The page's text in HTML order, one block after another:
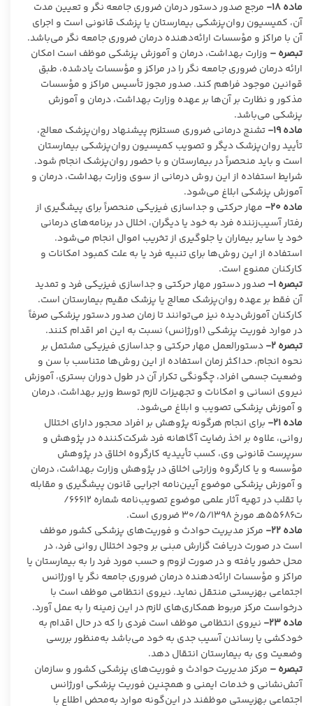
ماده۱۸- مرجع صدور دستور درمان ضروری جامعه نگر و تعیین مدت
آن، کمیسیون روان‌پزشکی بیمارستان یا پزشک قانونی است و اجرای
آن با مراکز و مؤسسات ارائه‌دهنده درمان ضروری جامعه نگر می‌باشد.
تبصره – وزارت بهداشت، درمان و آموزش پزشکی موظف است امکان
ارائه درمان ضروری جامعه نگر را در مراکز و مؤسسات یادشده، طبق
قوانین موجود فراهم کند. صدور مجوز تأسیس مراکز و مؤسسات
مذکور و نظارت بر آن‌ها بر عهده وزارت بهداشت، درمان و آموزش
پزشکی می‌باشد.
ماده۱۹- تشنج درمانی ضروری مستلزم پیشنهاد روان‌پزشک معالج،
تأیید روان‌پزشک دیگر و تصویب کمیسیون روان‌پزشکی بیمارستان
است و باید منحصراً در بیمارستان و با حضور روان‌پزشک انجام شود.
شرایط استفاده از این روش درمانی از سوی وزارت بهداشت، درمان و
آموزش پزشکی ابلاغ می‌شود.
ماده ۲۰- مهار حرکتی و جداسازی فیزیکی منحصراً برای پیشگیری از
رفتار آسیب‌زننده فرد به خود یا دیگران، اخلال در برنامه‌های درمانی
خود یا سایر بیماران یا جلوگیری از تخریب اموال انجام می‌شود.
استفاده از این روش‌ها برای تنبیه فرد یا به علت کمبود امکانات و
کارکنان ممنوع است.
تبصره ۱-
صدور دستور مهار حرکتی و جداسازی فیزیکی فرد و تمدید
آن فقط بر عهده روان‌پزشک معالج یا پزشک مقیم بیمارستان است.
کارکنان آموزش‌دیده نیز می‌توانند تا زمان صدور دستور پزشکی صرفاً
در موارد فوریت پزشکی (اورژانس) نسبت به این امر اقدام کنند.
تبصره۲- دستورالعمل مهار حرکتی و جداسازی فیزیکی مشتمل بر
نحوه انجام، حداکثر زمان استفاده از این روش‌ها متناسب با سن و
وضعیت جسمی افراد، چگونگی تکرار آن در طول دوران بستری، آموزش
نیروی انسانی و امکانات و تجهیزات لازم توسط وزیر بهداشت، درمان
و آموزش پزشکی تصویب و ابلاغ می‌شود.
ماده۲۱- برای انجام هرگونه پژوهش بر افراد محجور دارای اختلال
روانی، علاوه بر اخذ رضایت آگاهانه فرد شرکت‌کننده در پژوهش و
سرپرست قانونی وی، کسب تأییدیه کارگروه اخلاق در پژوهش
مؤسسه و یا کارگروه وزارتی اخلاق در پژوهش وزارت بهداشت، درمان
و آموزش پزشکی موضوع آیین‌نامه اجرایی قانون پیشگیری و مقابله
با تقلب در تهیه آثار علمی موضوع تصویب‌نامه شماره ۶۶۶۱۲/
ت۵۵۶۸۶هـ مورخ ۳۰/۵/۱۳۹۸ ضروری است.
ماده۲۲- مرکز مدیریت حوادث و فوریت‌های پزشکی کشور موظف
است در صورت دریافت گزارش مبنی بر وجود اختلال روانی فرد، در
محل حضور یافته و در صورت لزوم و حسب مورد فرد را به بیمارستان یا
مراکز و مؤسسات ارائه‌دهنده درمان ضروری جامعه نگر یا اورژانس
اجتماعی بهزیستی منتقل نماید. نیروی انتظامی موظف است با
درخواست مرکز مربوط همکاری‌های لازم در این زمینه را به عمل آورد.
ماده۲۳- نیروی انتظامی موظف است فردی را که در حال اقدام به
خودکشی یا رساندن آسیب جدی به خود می‌باشد به‌منظور بررسی
وضعیت وی به بیمارستان انتقال دهد.
تبصره – مرکز مدیریت حوادث و فوریت‌های پزشکی کشور و سازمان
آتش‌نشانی و خدمات ایمنی و همچنین فوریت پزشکی اورژانس
اجتماعی بهزیستی موظفند در این‌گونه موارد به‌محض اطلاع با